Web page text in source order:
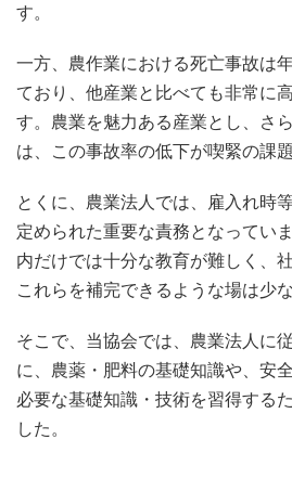
す。
一方、農作業における死亡事故は
ており、他産業と比べても非常に
す。農業を魅力ある産業とし、さ
は、この事故率の低下が喫緊の課
とくに、農業法人では、雇入れ時
定められた重要な責務となってい
内だけでは十分な教育が難しく、
これらを補完できるような場は少
そこで、当協会では、農業法人に
に、農薬・肥料の基礎知識や、安
必要な基礎知識・技術を習得する
した。